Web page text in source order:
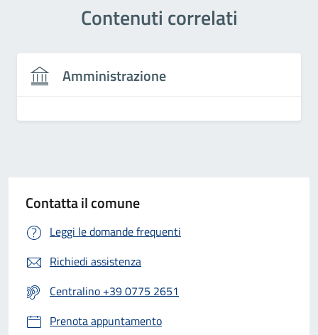
Contenuti correlati
Amministrazione
Contatta il comune
Leggi le domande frequenti
Richiedi assistenza
Centralino +39 0775 2651
Prenota appuntamento